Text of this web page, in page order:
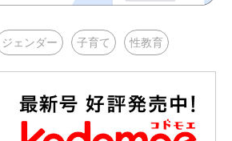
ジェンダー 子育て 性教育